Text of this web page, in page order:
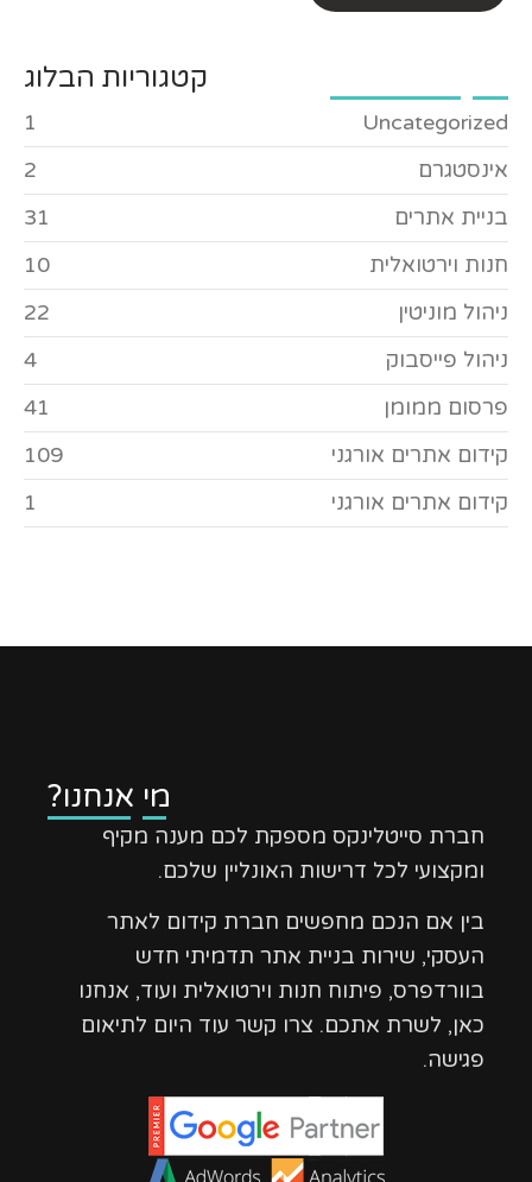
קטגוריות הבלוג
Uncategorized
1
אינסטגרם
2
בניית אתרים
31
חנות וירטואלית
10
ניהול מוניטין
22
ניהול פייסבוק
4
פרסום ממומן
41
קידום אתרים אורגני
109
קידום אתרים אורגני
1
מי אנחנו?
חברת סייטלינקס מספקת לכם מענה מקיף
ומקצועי לכל דרישות האונליין שלכם.
בין אם הנכם מחפשים חברת קידום לאתר
העסקי, שירות בניית אתר תדמיתי חדש
בוורדפרס, פיתוח חנות וירטואלית ועוד, אנחנו
כאן, לשרת אתכם. צרו קשר עוד היום לתיאום
פגישה.